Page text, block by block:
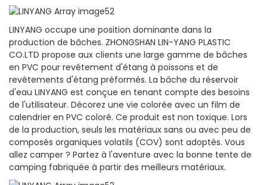
LINYANG occupe une position dominante dans la
production de bâches. ZHONGSHAN LIN-YANG PLASTIC
CO.LTD propose aux clients une large gamme de bâches
en PVC pour revêtement d'étang à poissons et de
revêtements d'étang préformés. La bâche du réservoir
d'eau LINYANG est conçue en tenant compte des besoins
de l'utilisateur. Décorez une vie colorée avec un film de
calendrier en PVC coloré. Ce produit est non toxique. Lors
de la production, seuls les matériaux sans ou avec peu de
composés organiques volatils (COV) sont adoptés. Vous
allez camper ? Partez à l'aventure avec la bonne tente de
camping fabriquée à partir des meilleurs matériaux.